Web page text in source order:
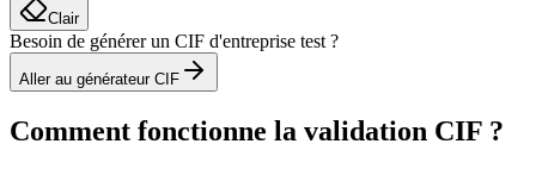
Clair
Besoin de générer un CIF d'entreprise test ?
Aller au générateur CIF
Comment fonctionne la validation CIF ?